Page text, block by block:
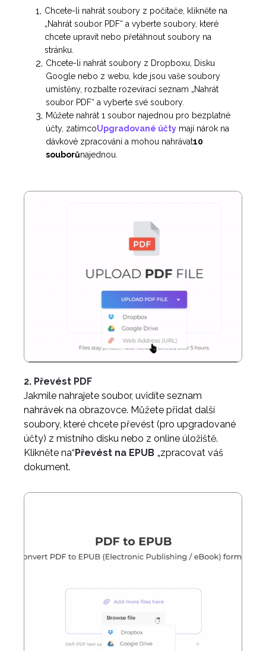
Chcete-li nahrát soubory z počítače, klikněte na
„Nahrát soubor PDF“ a vyberte soubory, které
chcete upravit nebo přetáhnout soubory na
stránku.
Chcete-li nahrát soubory z Dropboxu, Disku
Google nebo z webu, kde jsou vaše soubory
umístěny, rozbalte rozevírací seznam „Nahrát
soubor PDF“ a vyberte své soubory.
Můžete nahrát 1 soubor najednou pro bezplatné
účty, zatímcoUpgradované účty mají nárok na
dávkové zpracování a mohou nahrávat10
souborůnajednou.
2. Převést PDF
Jakmile nahrajete soubor, uvidíte seznam
nahrávek na obrazovce. Můžete přidat další
soubory, které chcete převést (pro upgradované
účty) z místního disku nebo z online úložiště.
Klikněte na“Převést na EPUB „zpracovat váš
dokument.